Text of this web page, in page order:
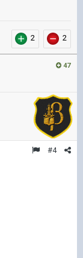
2 2
47
#4